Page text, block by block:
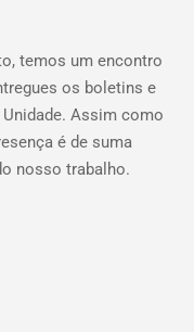
temos um encontro
os boletins e
Assim como
é de suma
nosso trabalho.